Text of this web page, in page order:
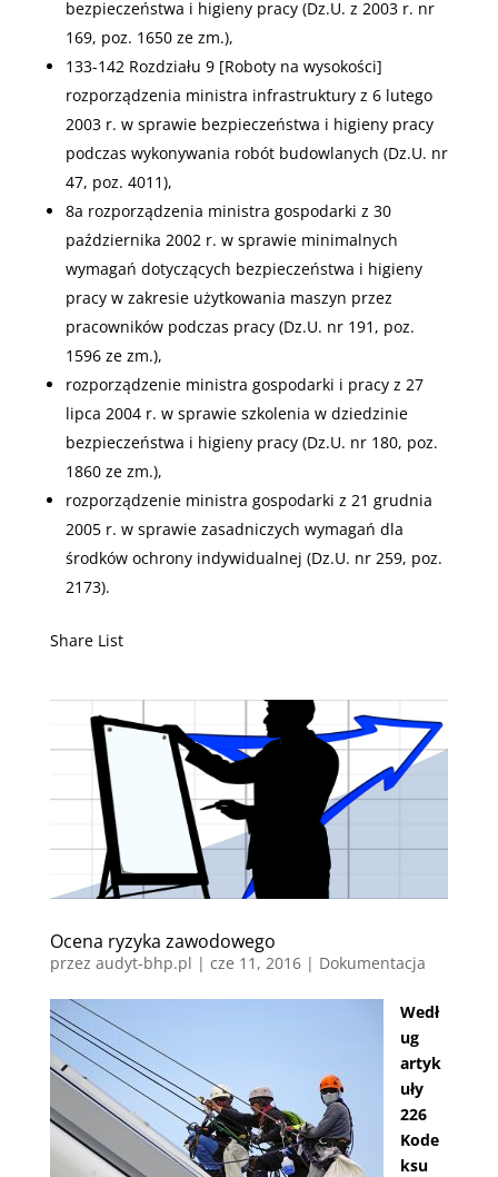
bezpieczeństwa i higieny pracy (Dz.U. z 2003 r. nr
169, poz. 1650 ze zm.),
133-142 Rozdziału 9 [Roboty na wysokości]
rozporządzenia ministra infrastruktury z 6 lutego
2003 r. w sprawie bezpieczeństwa i higieny pracy
podczas wykonywania robót budowlanych (Dz.U. nr
47, poz. 4011),
8a rozporządzenia ministra gospodarki z 30
października 2002 r. w sprawie minimalnych
wymagań dotyczących bezpieczeństwa i higieny
pracy w zakresie użytkowania maszyn przez
pracowników podczas pracy (Dz.U. nr 191, poz.
1596 ze zm.),
rozporządzenie ministra gospodarki i pracy z 27
lipca 2004 r. w sprawie szkolenia w dziedzinie
bezpieczeństwa i higieny pracy (Dz.U. nr 180, poz.
1860 ze zm.),
rozporządzenie ministra gospodarki z 21 grudnia
2005 r. w sprawie zasadniczych wymagań dla
środków ochrony indywidualnej (Dz.U. nr 259, poz.
2173).
Share List
Ocena ryzyka zawodowego
przez audyt-bhp.pl | cze 11, 2016| Dokumentacja
Wedł
ug
artyk
uły
226
Kode
ksu